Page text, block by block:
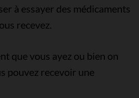
à essayer des médicaments
recevez.
que vous ayez ou bien on
pouvez recevoir une